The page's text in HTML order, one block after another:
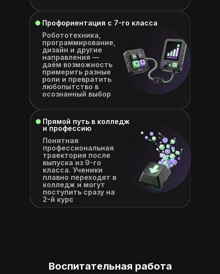
Профориентация с 7-го класса
Робототехника,
программирование,
дизайн и другие
направления —
даём возможность
примерить разные
роли и превратить
любопытство в
осознанный выбор
Прямой путь в колледж
и профессию
Понятная
профессиональная
траектория после
выпуска из 9-го
класса. Ученики
плавно переходят в
колледж и могут
поступить сразу на
2-й курс
Воспитательная работа